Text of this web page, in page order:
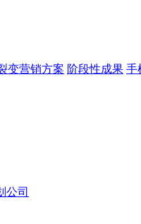
变营销方案 阶段性成果 手
公司